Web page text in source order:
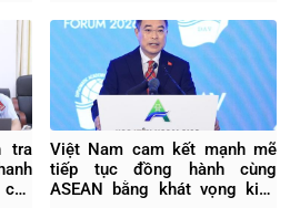
mắc
tra
Việt Nam cam kết mạnh mẽ
tiếp tục đồng hành cùng
ASEAN bằng khát vọng kiến